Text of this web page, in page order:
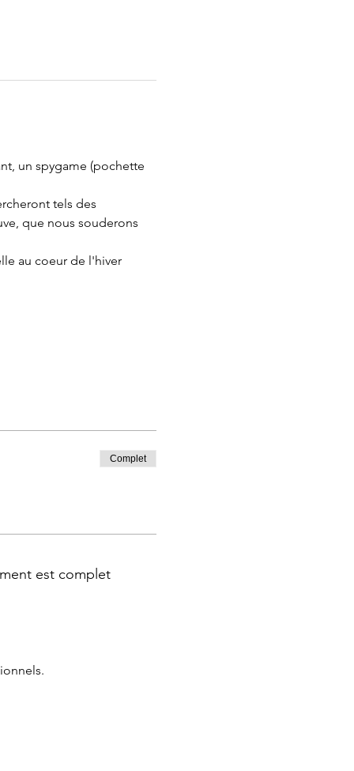
un spygame (pochette
tels des
que nous souderons
au coeur de l'hiver
Complet
est complet